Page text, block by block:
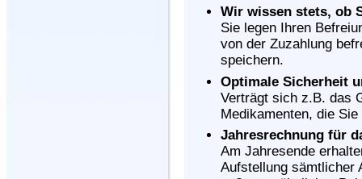
Wir wissen stets, ob
Sie legen Ihren
von der Zuzahlung
speichern.
Optimale Sicherheit
Verträgt sich z.B. das
Medikamenten, die
Jahresrechnung für
Am Jahresende
Aufstellung sämtlicher